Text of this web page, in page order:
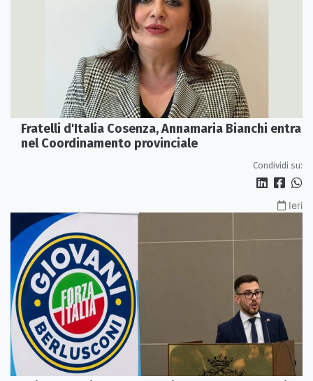
Fratelli d'Italia Cosenza, Annamaria Bianchi entra
nel Coordinamento provinciale
Condividi su:
Ieri